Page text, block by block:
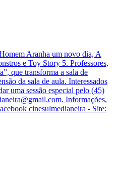
Aranha um novo dia, A
e Toy Story 5. Professores,
que transforma a sala de
da sala de aula. Interessados
uma sessão especial pelo (45)
Informações,
cinesulmedianeira - Site: